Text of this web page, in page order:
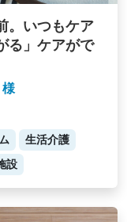
。いつもケア
る」ケアがで
様
生活介護
設